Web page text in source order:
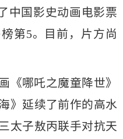
中国影史动画电影票
第5。目前，片方尚
哪吒之魔童降世》
》延续了前作的高水
太子敖丙联手对抗天